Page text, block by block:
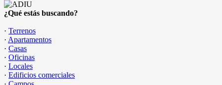
¿Qué estás buscando?
· Terrenos
· Apartamentos
· Casas
· Oficinas
· Locales
· Edificios comerciales